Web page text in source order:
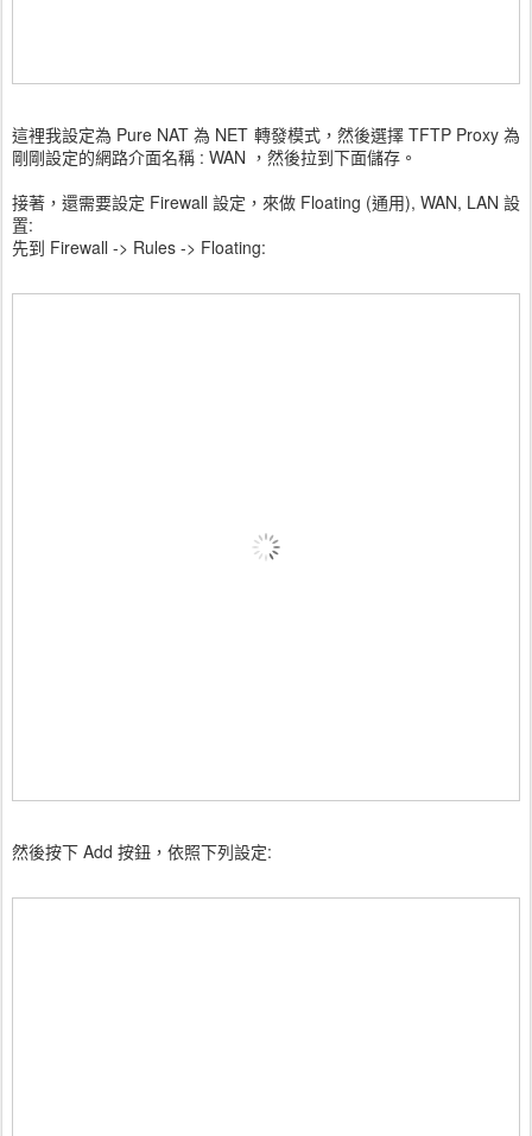
這裡我設定為 Pure NAT 為 NET 轉發模式，然後選擇 TFTP Proxy 為
剛剛設定的網路介面名稱 : WAN ，然後拉到下面儲存。
接著，還需要設定 Firewall 設定，來做 Floating (通用), WAN, LAN 設
置:
先到 Firewall -> Rules -> Floating:
然後按下 Add 按鈕，依照下列設定: